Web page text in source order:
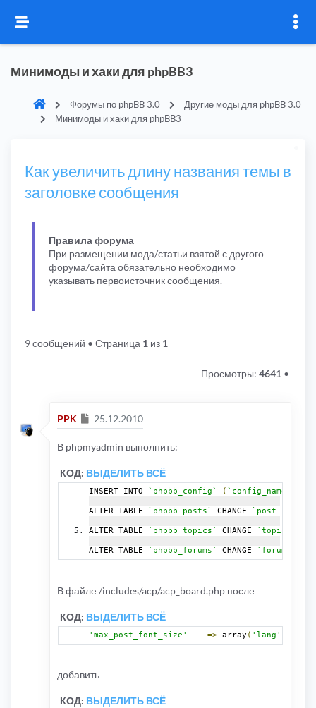
Минимоды и хаки для phpBB3
Форумы по phpBB 3.0
Другие моды для phpBB 3.0
Минимоды и хаки для phpBB3
Как увеличить длину названия темы в
заголовке сообщения
Правила форума
При размещении мода/статьи взятой с другого
форума/сайта обязательно необходимо
указывать первоисточник сообщения.
9 сообщений • Страница 1 из 1
Просмотры: 4641 •
PPK Сообщение
25.12.2010
В phpmyadmin выполнить:
КОД: ВЫДЕЛИТЬ ВСЁ
INSERT INTO `phpbb_config` ( `config_name`
ALTER TABLE `phpbb_posts` CHANGE
ALTER TABLE `phpbb_topics` CHANGE
ALTER TABLE `phpbb_forums` CHANGE
В файле /includes/acp/acp_board.php после
КОД: ВЫДЕЛИТЬ ВСЁ
'max_post_font_size' => array ( 'lang'
добавить
КОД: ВЫДЕЛИТЬ ВСЁ